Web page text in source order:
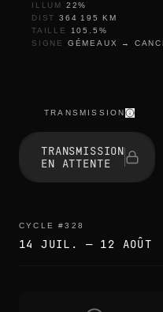
ILLUM 22%
DIST
364 195
KM
TAILLE
105.5 %
SIGNE
GÉMEAUX →
TRANSMISSION
TRANSMISSION
EN ATTENTE
CYCLE #328
14 JUIL. — 12 AOÛT